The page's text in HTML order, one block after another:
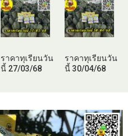
ราคาทุเรียนวัน
นี้ 27/03/68
ราคาทุเรียนวัน
นี้ 30/04/68